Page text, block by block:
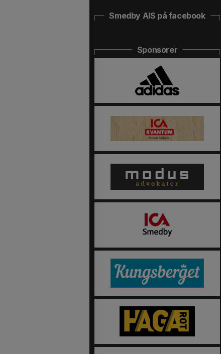
Smedby AIS på facebook
Sponsorer